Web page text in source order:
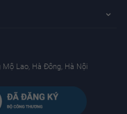
Lao, Hà Đông, Hà Nội